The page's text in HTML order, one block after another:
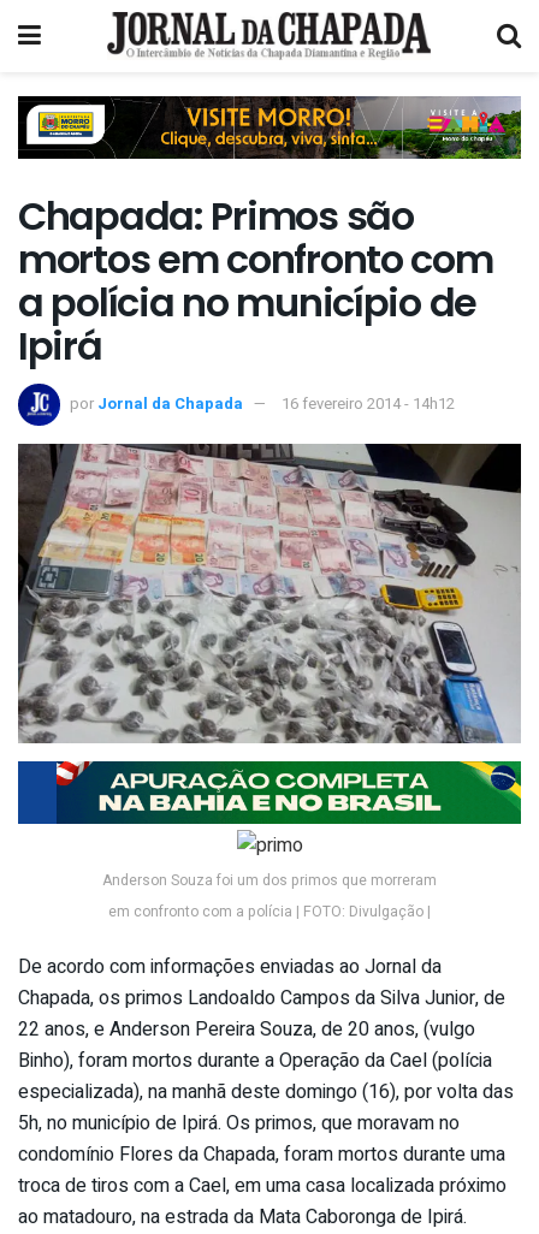
Chapada: Primos são
mortos em confronto com
a polícia no município de
Ipirá
por Jornal da Chapada 16 fevereiro 2014 - 14h12
Anderson Souza foi um dos primos que morreram
em confronto com a polícia | FOTO: Divulgação |
De acordo com informações enviadas ao Jornal da
Chapada, os primos Landoaldo Campos da Silva Junior, de
22 anos, e Anderson Pereira Souza, de 20 anos, (vulgo
Binho), foram mortos durante a Operação da Cael (polícia
especializada), na manhã deste domingo (16), por volta das
5h, no município de Ipirá. Os primos, que moravam no
condomínio Flores da Chapada, foram mortos durante uma
troca de tiros com a Cael, em uma casa localizada próximo
ao matadouro, na estrada da Mata Caboronga de Ipirá.